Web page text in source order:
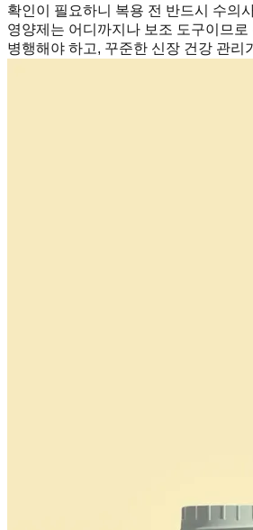
확인이 필요하니 복용 전 반드시 수의
영양제는 어디까지나 보조 도구이므로
병행해야 하고, 꾸준한 신장 건강 관리